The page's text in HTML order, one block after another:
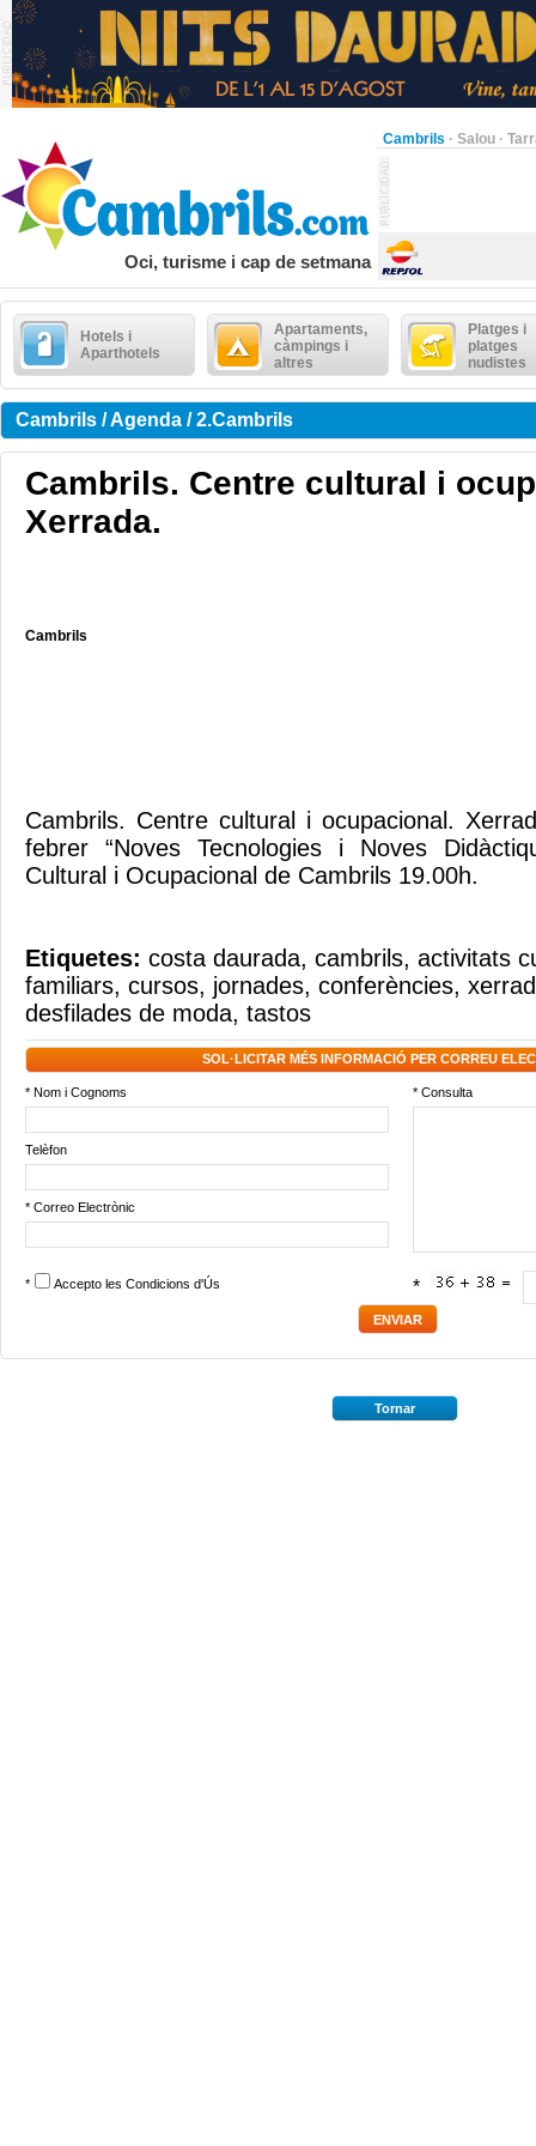
Cambrils · Salou ·
Oci, turisme i cap de setmana
Hotels i
Aparthotels
Apartaments,
càmpings i
altres
Platges i
platges
nudistes
Cambrils / Agenda / 2.Cambrils
Cambrils. Centre cultural i
Xerrada.
Cambrils
Cambrils. Centre cultural i ocupacional.
febrer “Noves Tecnologies i Noves
Cultural i Ocupacional de Cambrils 19.00h.
Etiquetes: costa daurada, cambrils, activitats
familiars, cursos, jornades, conferències,
desfilades de moda, tastos
SOL·LICITAR MÉS INFORMACIÓ PER CORREU
* Nom i Cognoms * Consulta
Telèfon
* Correo Electrònic
* Accepto les Condicions d'Ús *
Tornar